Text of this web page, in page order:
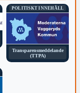
POLITISKT INNEHÅLL
Transparensmeddelande
(TTPA)